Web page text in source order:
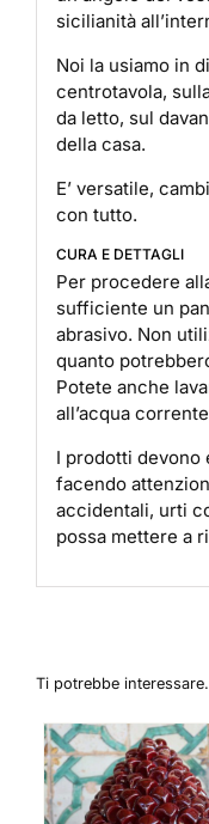
sicilianità
Noi la usiamo in
centrotavola,
da letto, sul
della casa.
E’ versatile,
con tutto.
CURA E DETTAGLI
Per procedere
sufficiente un
abrasivo. Non
quanto
Potete anche
all’acqua
I prodotti devono
facendo
accidentali, urti
possa mettere a
Ti potrebbe